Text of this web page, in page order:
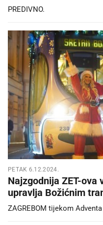
PREDIVNO.
PETAK 6.12.2024.
Najzgodnija ZET-
upravlja Božićnim
ZAGREBOM tijekom